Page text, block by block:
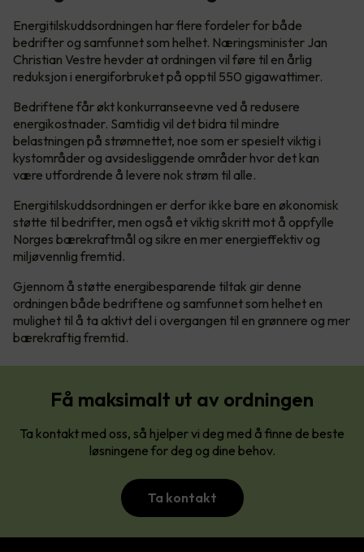
Energitilskuddsordningen har flere fordeler for både
bedrifter og samfunnet som helhet. Næringsminister Jan
Christian Vestre hevder at ordningen vil føre til en årlig
reduksjon i energiforbruket på opptil 550 gigawattimer.
Bedriftene får økt konkurranseevne ved å redusere
energikostnader. Samtidig vil det bidra til mindre
belastningen på strømnettet, noe som er spesielt viktig i
kystområder og avsidesliggende områder hvor det kan
være utfordrende å levere nok strøm til alle.
Energitilskuddsordningen er derfor ikke bare en økonomisk
støtte til bedrifter, men også et viktig skritt mot å oppfylle
Norges bærekraftmål og sikre en mer energieffektiv og
miljøvennlig fremtid.
Gjennom å støtte energibesparende tiltak gir denne
ordningen både bedriftene og samfunnet som helhet en
mulighet til å ta aktivt del i overgangen til en grønnere og mer
bærekraftig fremtid.
Få maksimalt ut av ordningen
Ta kontakt med oss, så hjelper vi deg med å finne de beste
løsningene for deg og dine behov.
Ta kontakt